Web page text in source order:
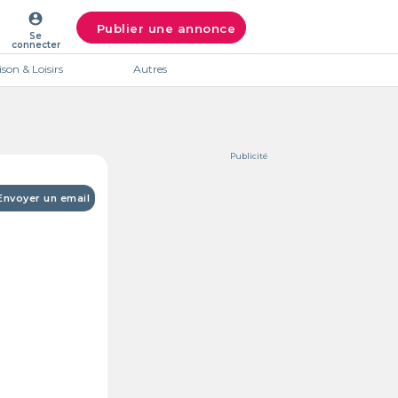
account_circle
Se
connecter
Publier une annonce
& Loisirs Autres
un email
Publicité